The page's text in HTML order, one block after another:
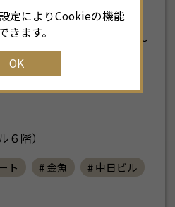
名古屋2026
2026年7月24日(金) ～
9月23日(水･…
６階）
ト # 金魚
# 中日ビル
定によりCookieの機能
きます。
OK